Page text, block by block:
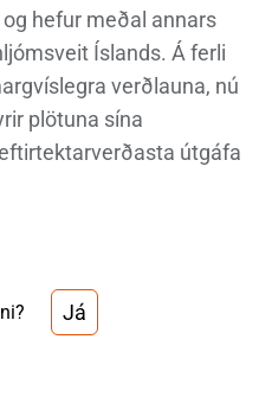
hefur meðal annars
Íslands. Á ferli
verðlauna, nú
plötuna sína
útgáfa
Já